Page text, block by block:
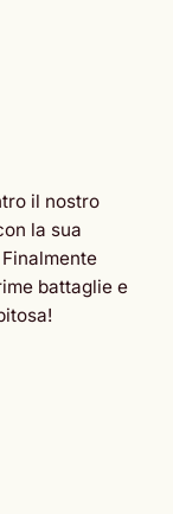
il nostro
la sua
battaglie e